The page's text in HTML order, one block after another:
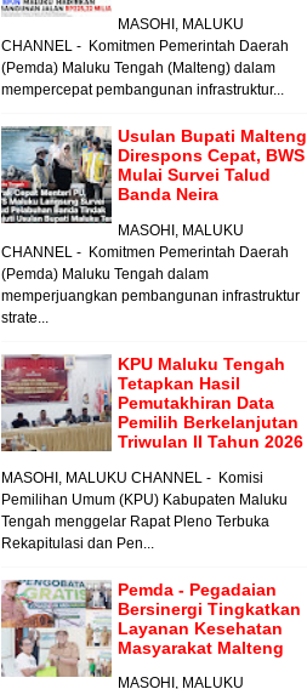
MASOHI, MALUKU
CHANNEL - Komitmen Pemerintah Daerah
(Pemda) Maluku Tengah (Malteng) dalam
mempercepat pembangunan infrastruktur...
Usulan Bupati Malteng
Direspons Cepat, BWS
Mulai Survei Talud
Banda Neira
MASOHI, MALUKU
CHANNEL - Komitmen Pemerintah Daerah
(Pemda) Maluku Tengah dalam
memperjuangkan pembangunan infrastruktur
strate...
KPU Maluku Tengah
Tetapkan Hasil
Pemutakhiran Data
Pemilih Berkelanjutan
Triwulan II Tahun 2026
MASOHI, MALUKU CHANNEL - Komisi
Pemilihan Umum (KPU) Kabupaten Maluku
Tengah menggelar Rapat Pleno Terbuka
Rekapitulasi dan Pen...
Pemda - Pegadaian
Bersinergi Tingkatkan
Layanan Kesehatan
Masyarakat Malteng
MASOHI, MALUKU